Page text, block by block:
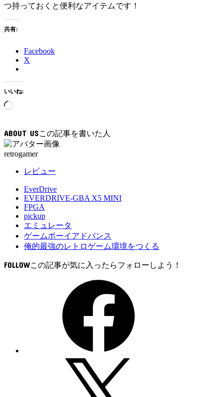
つ持っておくと便利なアイテムです！
共有:
Facebook
X
いいね:
読
み
中…
ABOUT US
retrogamer
レビュー
EverDrive
EVERDRIVE-GBA X5 MINI
FPGA
pickup
エミュレータ
ゲームボーイアドバンス
俺的最強のレトロゲーム環境をつくる
FOLLOW